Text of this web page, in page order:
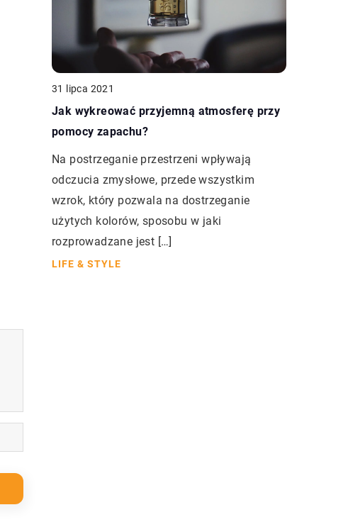
31 lipca 2021
Jak wykreować przyjemną atmosferę przy
pomocy zapachu?
Na postrzeganie przestrzeni wpływają
odczucia zmysłowe, przede wszystkim
wzrok, który pozwala na dostrzeganie
użytych kolorów, sposobu w jaki
rozprowadzane jest […]
LIFE & STYLE